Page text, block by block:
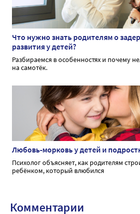
Что нужно знать родителям о
развития у детей?
Разбираемся в особенностях и почему
на самотёк.
Любовь-морковь у детей и
Психолог объясняет, как родителям
ребёнком, который влюбился
Комментарии